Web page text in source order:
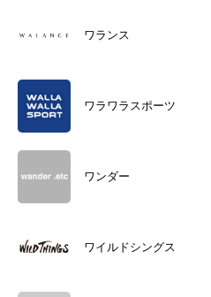
ワランス
ワラワラスポーツ
ワンダー
ワイルドシングス